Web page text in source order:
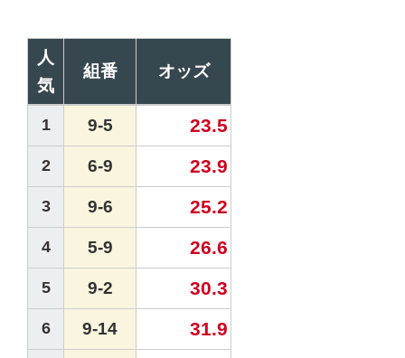
人
気
組番 オッズ
1 9-5 23.5
2 6-9 23.9
3 9-6 25.2
4 5-9 26.6
5 9-2 30.3
6 9-14 31.9